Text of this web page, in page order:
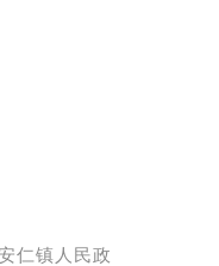
仁镇人民政